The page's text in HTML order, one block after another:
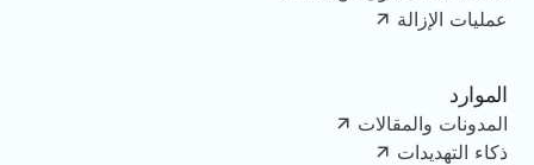
عمليات الإزالة
الموارد
المدونات والمقالات
ذكاء التهديدات